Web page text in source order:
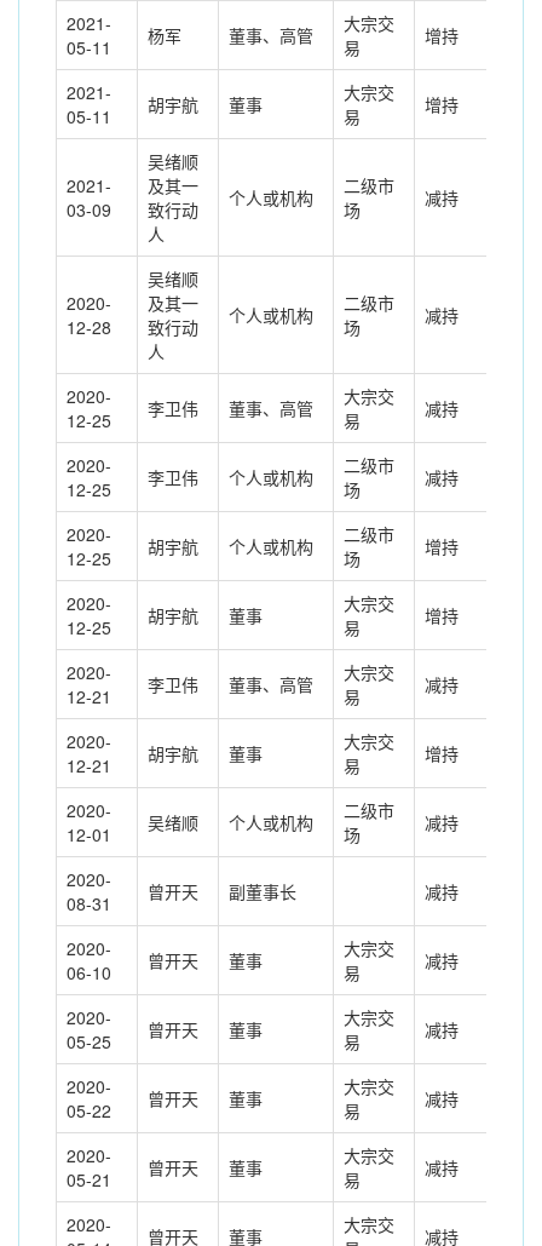
2021-
05-11
杨军 董事、高管
大宗交
易
增持
2021-
05-11
胡宇航 董事
大宗交
易
增持
2021-
03-09
吴绪顺
及其一
致行动
人
个人或机构
二级市
场
减持
2020-
12-28
吴绪顺
及其一
致行动
人
个人或机构
二级市
场
减持
2020-
12-25
李卫伟 董事、高管
大宗交
易
减持
2020-
12-25
李卫伟 个人或机构
二级市
场
减持
2020-
12-25
胡宇航 个人或机构
二级市
场
增持
2020-
12-25
胡宇航 董事
大宗交
易
增持
2020-
12-21
李卫伟 董事、高管
大宗交
易
减持
2020-
12-21
胡宇航 董事
大宗交
易
增持
2020-
12-01
吴绪顺 个人或机构
二级市
场
减持
2020-
08-31
曾开天 副董事长 减持
2020-
06-10
曾开天 董事
大宗交
易
减持
2020-
05-25
曾开天 董事
大宗交
易
减持
2020-
05-22
曾开天 董事
大宗交
易
减持
2020-
05-21
曾开天 董事
大宗交
易
减持
2020-
曾开天 董事
大宗交
减持